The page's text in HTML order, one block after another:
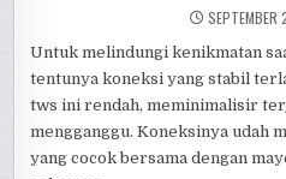
Untuk melindungi kenikmatan
tentunya koneksi yang stabil
tws ini rendah, meminimalisir
mengganggu. Koneksinya udah
yang cocok bersama dengan